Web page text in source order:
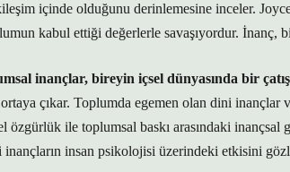
içinde olduğunu derinlemesine inceler.
kabul ettiği değerlerle savaşıyordur. İnanç,
inançlar, bireyin içsel dünyasında bir
çıkar. Toplumda egemen olan dini
özgürlük ile toplumsal baskı arasındaki
insan psikolojisi üzerindeki etkisini